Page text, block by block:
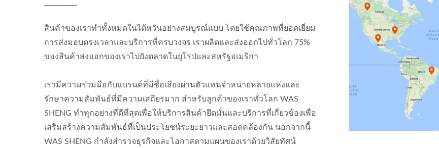
สินค้าของเราทำทั้งหมดในไต้หวันอย่างสมบูรณ์แบบ โดยใช้คุณภาพที่ยอดเยี่ยม
การส่งมอบตรงเวลาและบริการที่ครบวงจร เราผลิตและส่งออกไปทั่วโลก 75%
ของสินค้าส่งออกของเราไปยังตลาดในยุโรปและสหรัฐอเมริกา
เรามีความร่วมมือกับแบรนด์ที่มีชื่อเสียงผ่านตัวแทนจำหน่ายหลายแห่งและ
รักษาความสัมพันธ์ที่มีความเสถียรมาก สำหรับลูกค้าของเราทั่วโลก WAS
SHENG ทำทุกอย่างที่ดีที่สุดเพื่อให้บริการสินค้ายึดมั่นและบริการที่เกี่ยวข้องเพื่อ
เสริมสร้างความสัมพันธ์ที่เป็นประโยชน์ระยะยาวและสอดคล้องกัน นอกจากนี้
WAS SHENG กำลังสำรวจธุรกิจและโอกาสตามแผนของเราด้วยวิสัยทัศน์